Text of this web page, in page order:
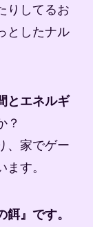
りしてるお
としたナル
とエネルギ
？
、家でゲー
す。
』です。